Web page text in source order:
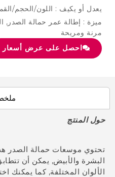
أو يكيف : اللون/الحجم/القماش/
: إطالة عمر حمالة الصدر, التكيف
ومريحة
احصل على عرض أسعار
المنتج
والأبيض, يمكن أن تتطابق مع
المختلفة, كما يمكنك اختيار